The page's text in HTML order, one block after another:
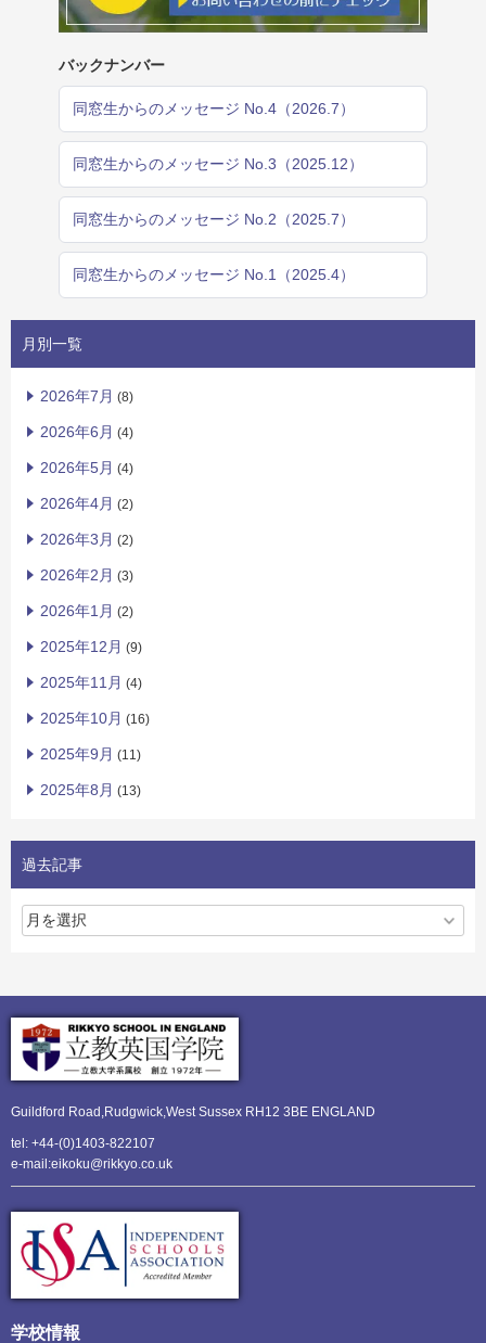
バックナンバー
同窓生からのメッセージ No.4（2026.7）
同窓生からのメッセージ No.3（2025.12）
同窓生からのメッセージ No.2（2025.7）
同窓生からのメッセージ No.1（2025.4）
月別一覧
2026年7月 (8)
2026年6月 (4)
2026年5月 (4)
2026年4月 (2)
2026年3月 (2)
2026年2月 (3)
2026年1月 (2)
2025年12月 (9)
2025年11月 (4)
2025年10月 (16)
2025年9月 (11)
2025年8月 (13)
過去記事
Guildford Road,Rudgwick,West Sussex RH12 3BE ENGLAND
tel: +44-(0)1403-822107
e-mail:eikoku@rikkyo.co.uk
学校情報